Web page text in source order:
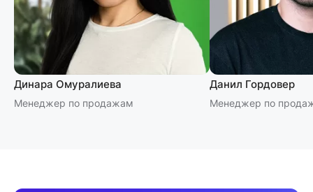
Динара Омуралиева
Менеджер по продажам
Данил Гордовер
Менеджер по